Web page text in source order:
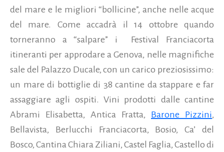
del mare e le migliori “bollicine”, anche nelle acque
del mare. Come accadrà il 14 ottobre quando
torneranno a “salpare” i Festival Franciacorta
itineranti per approdare a Genova, nelle magnifiche
sale del Palazzo Ducale, con un carico preziosissimo:
un mare di bottiglie di 38 cantine da stappare e far
assaggiare agli ospiti. Vini prodotti dalle cantine
Abrami Elisabetta, Antica Fratta, Barone Pizzini,
Bellavista, Berlucchi Franciacorta, Bosio, Ca’ del
Bosco, Cantina Chiara Ziliani, Castel Faglia, Castello di